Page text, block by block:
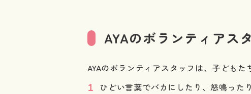
AYAのボランティアス
AYAのボランティアスタッフは、子ども
ひどい言葉でバカにしたり、怒鳴った